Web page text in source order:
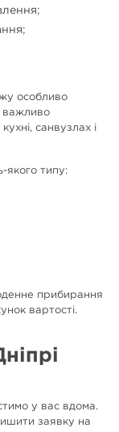
особливо
важливо
санвузлах і
якого типу:
прибирання
вартості.
у вас вдома.
заявку на